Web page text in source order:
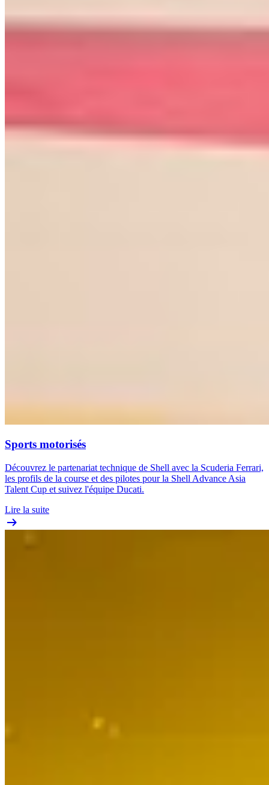
Sports motorisés
Découvrez le partenariat technique de Shell avec la Scuderia Ferrari,
les profils de la course et des pilotes pour la Shell Advance Asia
Talent Cup et suivez l'équipe Ducati.
Lire la suite